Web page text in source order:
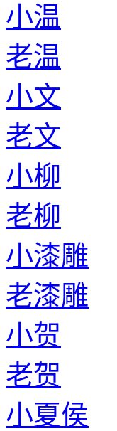
小温
老温
小文
老文
小柳
老柳
小漆雕
老漆雕
小贺
老贺
小夏侯